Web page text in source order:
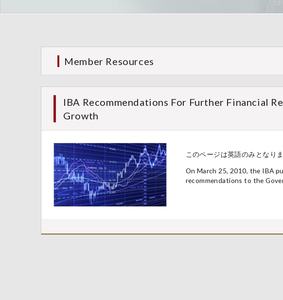
Member Resources
IBA Recommendations For Further Financial
Growth
このページは英語のみとなり
On March 25, 2010, the IBA
recommendations to the